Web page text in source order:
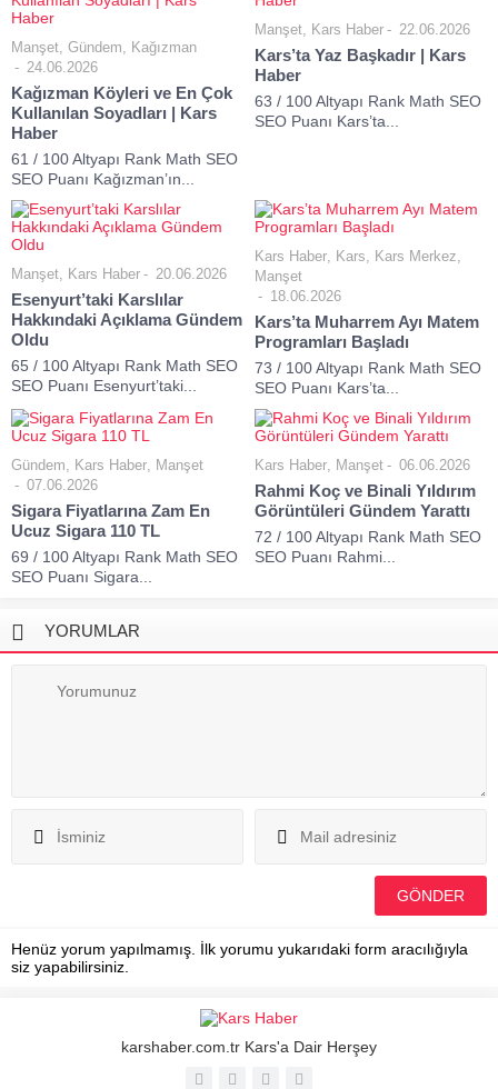
Manşet, Gündem, Kağızman
24.06.2026
Kağızman Köyleri ve En Çok
Kullanılan Soyadları | Kars
Haber
61 / 100 Altyapı Rank Math SEO
SEO Puanı Kağızman’ın...
Manşet, Kars Haber 22.06.2026
Kars’ta Yaz Başkadır | Kars
Haber
63 / 100 Altyapı Rank Math SEO
SEO Puanı Kars’ta...
Manşet, Kars Haber 20.06.2026
Esenyurt’taki Karslılar
Hakkındaki Açıklama Gündem
Oldu
65 / 100 Altyapı Rank Math SEO
SEO Puanı Esenyurt’taki...
Kars Haber, Kars, Kars Merkez,
Manşet
18.06.2026
Kars’ta Muharrem Ayı Matem
Programları Başladı
73 / 100 Altyapı Rank Math SEO
SEO Puanı Kars’ta...
Gündem, Kars Haber, Manşet
07.06.2026
Sigara Fiyatlarına Zam En
Ucuz Sigara 110 TL
69 / 100 Altyapı Rank Math SEO
SEO Puanı Sigara...
Kars Haber, Manşet 06.06.2026
Rahmi Koç ve Binali Yıldırım
Görüntüleri Gündem Yarattı
72 / 100 Altyapı Rank Math SEO
SEO Puanı Rahmi...
YORUMLAR
Henüz yorum yapılmamış. İlk yorumu yukarıdaki form aracılığıyla
siz yapabilirsiniz.
karshaber.com.tr Kars'a Dair Herşey